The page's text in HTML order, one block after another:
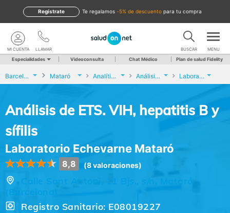
te regalamos -5% de descuento para tu compra
Regístrate
LLAMAR
MI CUENTA BUSCAR MENU
Especialidades Videoconsulta Chat Médico Plan de salud Fidelity
Barcelona Mataró Analíticas y Genética Análisis de ETS. VIH, hepatitis B y sífilis Laboratorio Echevarne Mataró
Análisis de ETS. VIH, hepatitis B y
sífilis
Laboratorio Echevarne Mataró
8,8 (8 valoraciones)
Calle Sant Antoni, 11 Bjs., s/n, Mataró
(Barcelona)
Registro Sanitario: E08019227